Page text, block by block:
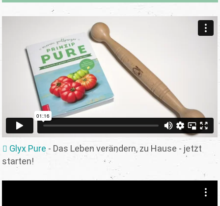
Glyx Pure - Das Leben verändern, zu Hause - jetzt
starten!